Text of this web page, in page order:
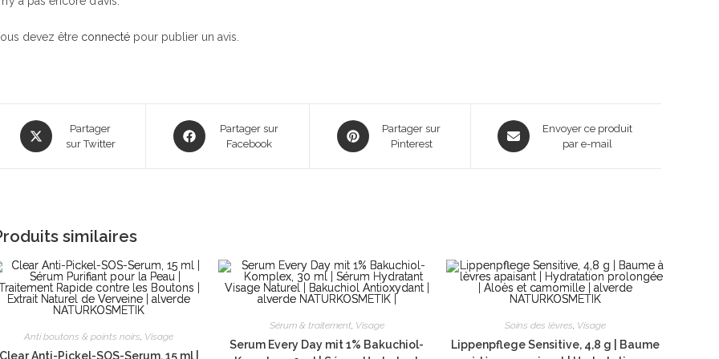
devez être connecté pour publier un avis.
Opens
in
Partager
sur Twitter
Opens
in
Partager sur
Facebook
Opens
in
Partager sur
Pinterest
Opens
in
Envoyer ce produit
par e-mail
similaires
Anti boutons & points noirs, Visage
Anti-Pickel-SOS-Serum, 15 ml |
Sérum & traitement, Visage
Serum Every Day mit 1% Bakuchiol-
Soins des lèvres, Visage
Lippenpflege Sensitive, 4,8 g | Baume